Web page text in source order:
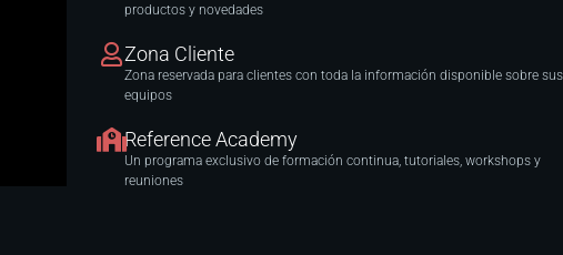
productos y novedades
Zona Cliente
Zona reservada para clientes con toda la información disponible sobre sus
equipos
Reference Academy
Un programa exclusivo de formación continua, tutoriales, workshops y
reuniones